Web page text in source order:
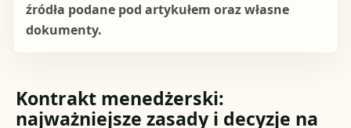
źródła podane pod artykułem oraz własne
dokumenty.
Kontrakt menedżerski:
najważniejsze zasady i decyzje na